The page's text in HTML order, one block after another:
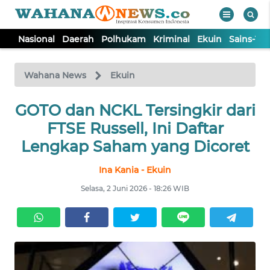
Nasional Daerah Polhukam Kriminal Ekuin Sains-
Wahana News Ekuin
GOTO dan NCKL Tersingkir dari
FTSE Russell, Ini Daftar
Lengkap Saham yang Dicoret
Ina Kania - Ekuin
Selasa, 2 Juni 2026 - 18:26 WIB
TV
Tutup
NASIONAL
DAERAH
KRIMINAL
EKUIN